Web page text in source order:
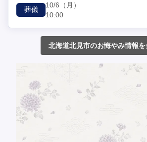
葬儀
10/6 （月）
10:00
北海道北見市のお悔やみ情報を